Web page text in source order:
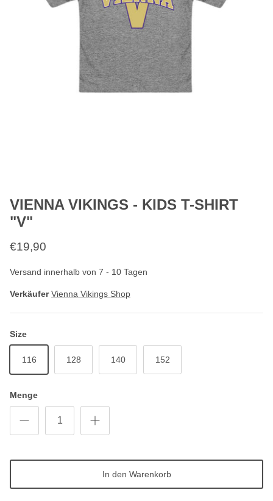
VIENNA VIKINGS - KIDS T-SHIRT
"V"
€19,90
Versand innerhalb von 7 - 10 Tagen
Verkäufer Vienna Vikings Shop
Size
116 128 140 152
Menge
In den Warenkorb